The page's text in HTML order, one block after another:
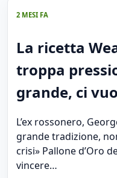
2 MESI FA
La ricetta
troppa
grande, ci
L’ex rossonero,
grande tradizione,
crisi» Pallone d’Oro
vincere…